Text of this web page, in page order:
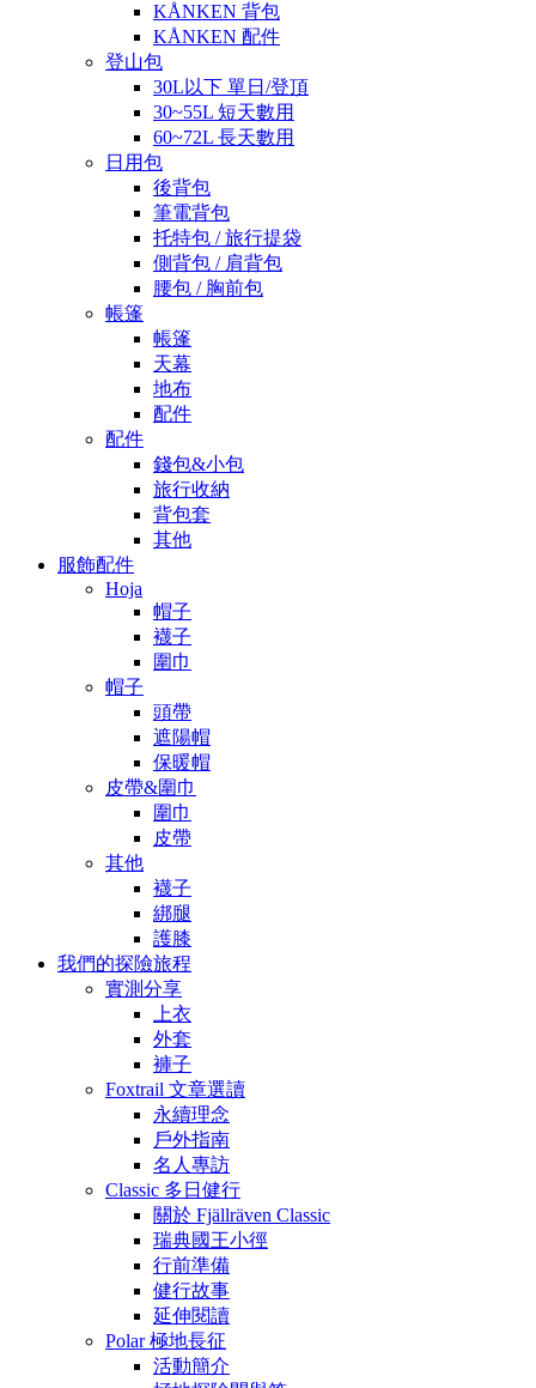
KÅNKEN 背包
KÅNKEN 配件
登山包
30L以下 單日/登頂
30~55L 短天數用
60~72L 長天數用
日用包
後背包
筆電背包
托特包 / 旅行提袋
側背包 / 肩背包
腰包 / 胸前包
帳篷
帳篷
天幕
地布
配件
配件
錢包&小包
旅行收納
背包套
其他
服飾配件
Hoja
帽子
襪子
圍巾
帽子
頭帶
遮陽帽
保暖帽
皮帶&圍巾
圍巾
皮帶
其他
襪子
綁腿
護膝
我們的探險旅程
實測分享
上衣
外套
褲子
Foxtrail 文章選讀
永續理念
戶外指南
名人專訪
Classic 多日健行
關於 Fjällräven Classic
瑞典國王小徑
行前準備
健行故事
延伸閱讀
Polar 極地長征
活動簡介